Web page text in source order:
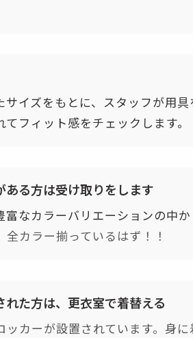
イズをもとに、スタッフが用具
フィット感をチェックします。
ある方は受け取りをします
なカラーバリエーションの中
カラー揃っているはず！！
れた方は、更衣室で着替える
カーが設置されています。身